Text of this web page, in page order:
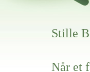
Stille
Når et